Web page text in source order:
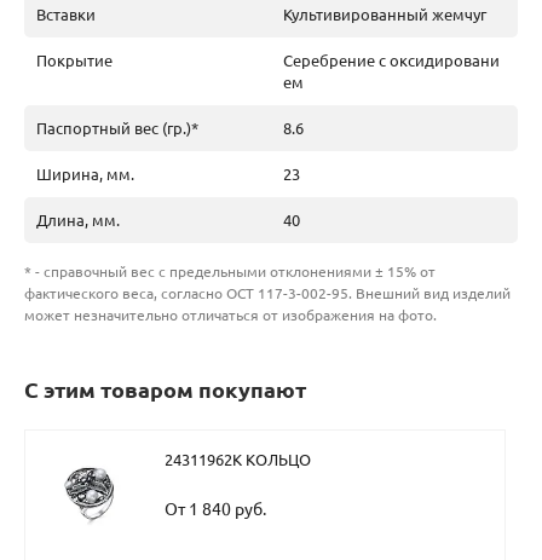
Вставки Культивированный жемчуг
Покрытие
Серебрение с оксидировани
ем
Паспортный вес (гр.)* 8.6
Ширина, мм. 23
Длина, мм. 40
* - справочный вес с предельными отклонениями ± 15% от
фактического веса, согласно ОСТ 117-3-002-95. Внешний вид изделий
может незначительно отличаться от изображения на фото.
С этим товаром покупают
24311962К КОЛЬЦО
От 1 840 руб.